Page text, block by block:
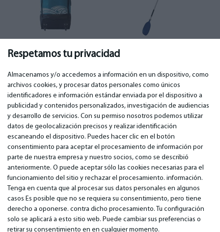
Respetamos tu privacidad
Almacenamos y/o accedemos a información en un dispositivo, como
archivos cookies, y procesar datos personales como únicos
identificadores e información estándar enviada por el dispositivo a
publicidad y contenidos personalizados, investigación de audiencias
y desarrollo de servicios. Con su permiso nosotros podemos utilizar
datos de geolocalización precisos y realizar identificación
escaneando el dispositivo. Puedes hacer clic en el botón
consentimiento para aceptar el procesamiento de información por
parte de nuestra empresa y nuestro socios, como se describió
anteriormente. O puede aceptar sólo las cookies necesarias para el
funcionamiento del sitio y rechazar el procesamiento. información.
Tenga en cuenta que al procesar sus datos personales en algunos
casos Es posible que no se requiera su consentimiento, pero tiene
derecho a oponerse. contra dicho procesamiento. Tu configuración
solo se aplicará a esto sitio web. Puede cambiar sus preferencias o
retirar su consentimiento en en cualquier momento.
Accesorios para tablas
de SUP(43)
Accesorios para barcos
IMPORTANTE
Servicios de garantía
Términos de servicio
Política de privacidad
Contactos
Contrato a distancia
CONTACTOS
Teléfono. +349 36940118
email: info@bm.lv
WhatsApp +371 27725222
Latvia, Riga, Krasta 89, LV-1019
© 2026 All Rights Reserved.